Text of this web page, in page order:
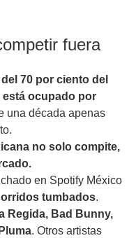
fuera
del 70 por ciento del
está ocupado por
una década apenas
no solo compite,
en Spotify México
tumbados.
Regida, Bad Bunny,
. Otros artistas